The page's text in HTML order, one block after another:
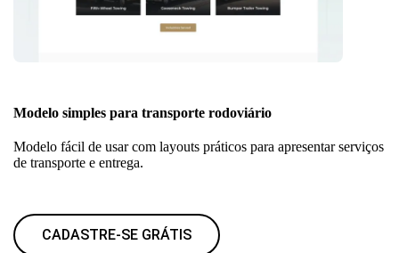
Modelo simples para transporte rodoviário
Modelo fácil de usar com layouts práticos para apresentar serviços
de transporte e entrega.
CADASTRE-SE GRÁTIS